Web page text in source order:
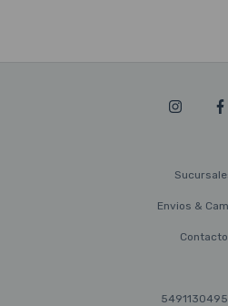
Envios &
Contacto